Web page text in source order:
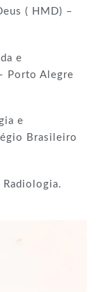
( HMD) –
e
Porto Alegre
e
Brasileiro